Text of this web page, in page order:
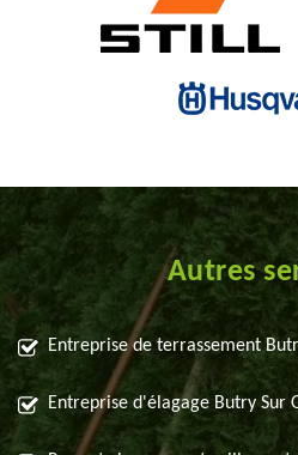
Autres
Entreprise de terrassement
Entreprise d'élagage Butry Sur